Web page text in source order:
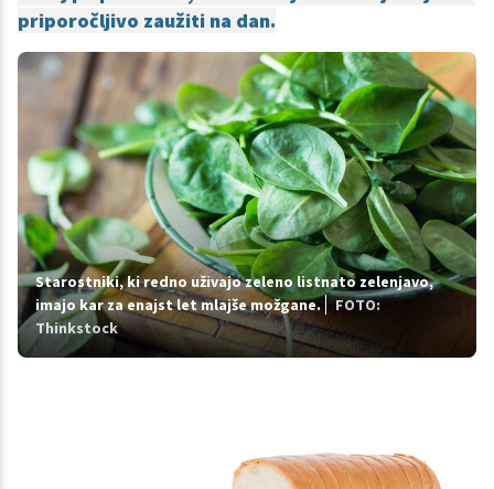
priporočljivo zaužiti na dan.
Starostniki, ki redno uživajo zeleno listnato zelenjavo,
imajo kar za enajst let mlajše možgane.
FOTO:
Thinkstock